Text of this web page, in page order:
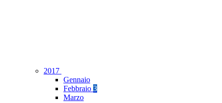
2017
Gennaio
Febbraio 3
Marzo